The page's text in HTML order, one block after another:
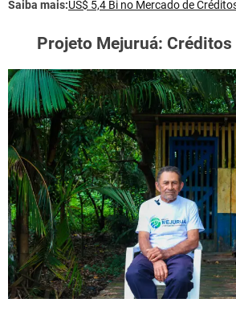
Saiba mais:US$ 5,4 Bi no Mercado de
Projeto Mejuruá: Créditos